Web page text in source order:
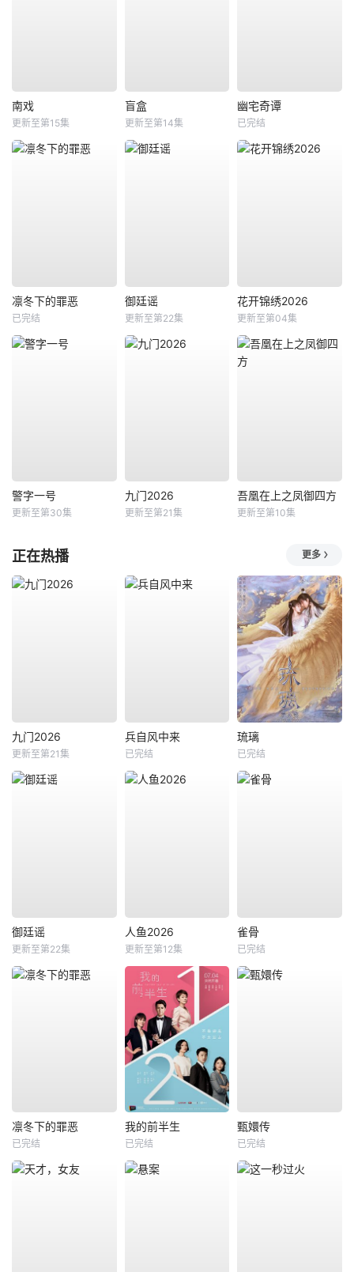
南戏
更新至第15集
盲盒
更新至第14集
幽宅奇谭
已完结
凛冬下的罪恶
已完结
御廷谣
更新至第22集
花开锦绣2026
更新至第04集
警字一号
更新至第30集
九门2026
更新至第21集
吾凰在上之凤御四方
更新至第10集
正在热播 更多
九门2026
更新至第21集
兵自风中来
已完结
琉璃
已完结
御廷谣
更新至第22集
人鱼2026
更新至第12集
雀骨
已完结
凛冬下的罪恶
已完结
我的前半生
已完结
甄嬛传
已完结